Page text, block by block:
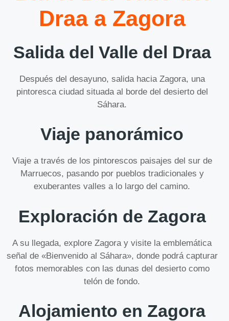
Draa a Zagora
Salida del Valle del Draa
Después del desayuno, salida hacia Zagora, una
pintoresca ciudad situada al borde del desierto del
Sáhara.
Viaje panorámico
Viaje a través de los pintorescos paisajes del sur de
Marruecos, pasando por pueblos tradicionales y
exuberantes valles a lo largo del camino.
Exploración de Zagora
A su llegada, explore Zagora y visite la emblemática
señal de «Bienvenido al Sáhara», donde podrá capturar
fotos memorables con las dunas del desierto como
telón de fondo.
Alojamiento en Zagora